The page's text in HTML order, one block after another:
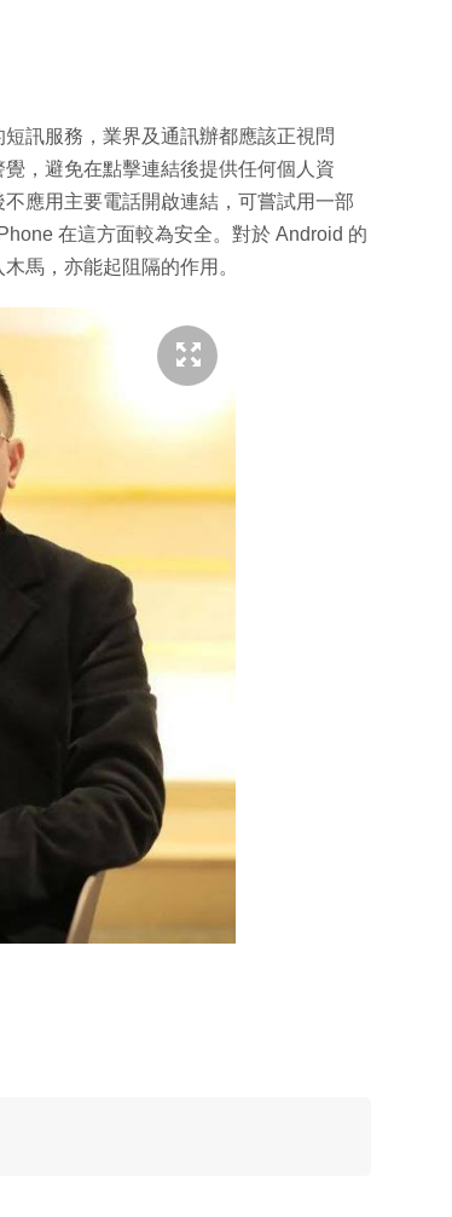
訊服務，業界及通訊辦都應該正視問
，避免在點擊連結後提供任何個人資
應用主要電話開啟連結，可嘗試用一部
在這方面較為安全。對於 Android 的
馬，亦能起阻隔的作用。